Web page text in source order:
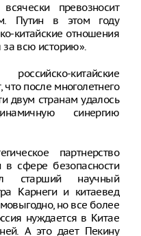
превозносит
Путин в этом году
китайские отношения
за всю историю».
китайские
после многолетнего
двум странам удалось
синергию
партнерство
сфере безопасности
старший научный
Карнеги и китаевед
но все более
нуждается в Китае
А это дает Пекину